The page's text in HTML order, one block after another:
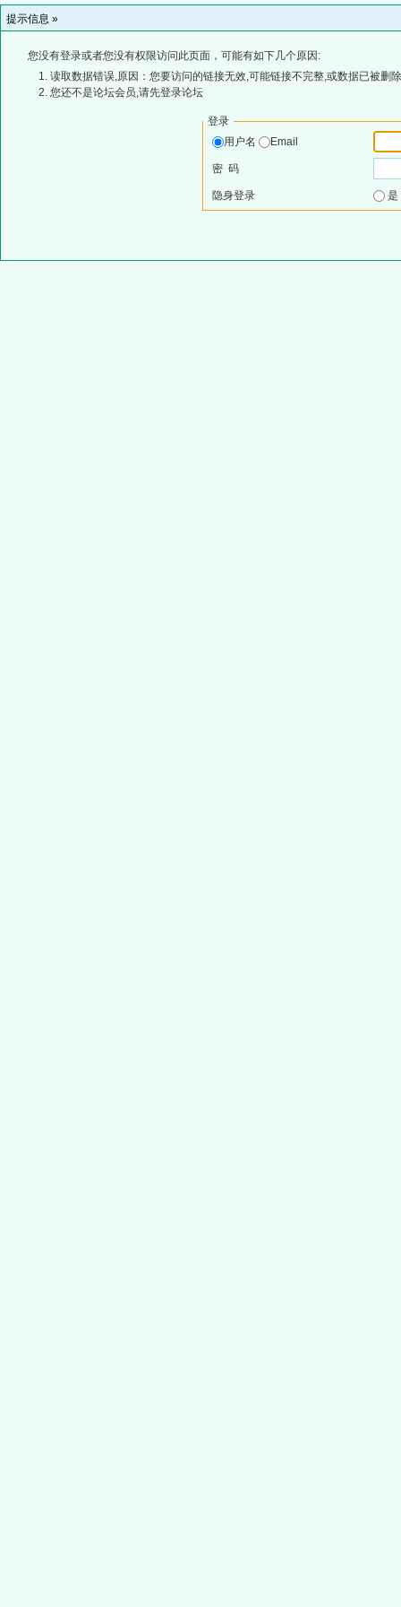
提示信息 »
您没有登录或者您没有权限访问此页面，可能有如下几个原因:
读取数据错误,原因：您要访问的链接无效,可能链接不完整,或数据已被删
您还不是论坛会员,请先登录论坛
登录
用户名
Email
密 码
隐身登录